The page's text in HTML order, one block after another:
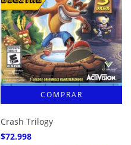
Crash Trilogy
$72.998